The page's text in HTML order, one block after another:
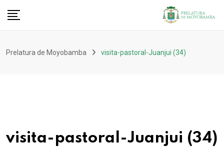
Prelatura de Moyobamba visita-pastoral-Juanjui (34)
visita-pastoral-Juanjui (34)